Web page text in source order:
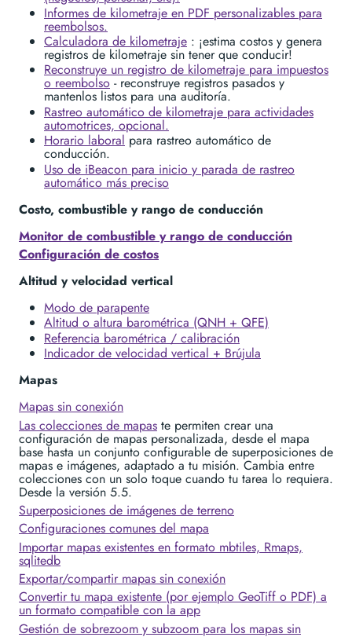
Informes de kilometraje en PDF personalizables para
reembolsos.
Calculadora de kilometraje : ¡estima costos y genera
registros de kilometraje sin tener que conducir!
Reconstruye un registro de kilometraje para impuestos
o reembolso - reconstruye registros pasados y
mantenlos listos para una auditoría.
Rastreo automático de kilometraje para actividades
automotrices, opcional.
Horario laboral para rastreo automático de
conducción.
Uso de iBeacon para inicio y parada de rastreo
automático más preciso
Costo, combustible y rango de conducción
Monitor de combustible y rango de conducción
Configuración de costos
Altitud y velocidad vertical
Modo de parapente
Altitud o altura barométrica (QNH + QFE)
Referencia barométrica / calibración
Indicador de velocidad vertical + Brújula
Mapas
Mapas sin conexión
Las colecciones de mapas te permiten crear una
configuración de mapas personalizada, desde el mapa
base hasta un conjunto configurable de superposiciones de
mapas e imágenes, adaptado a tu misión. Cambia entre
colecciones con un solo toque cuando tu tarea lo requiera.
Desde la versión 5.5.
Superposiciones de imágenes de terreno
Configuraciones comunes del mapa
Importar mapas existentes en formato mbtiles, Rmaps,
sqlitedb
Exportar/compartir mapas sin conexión
Convertir tu mapa existente (por ejemplo GeoTiff o PDF) a
un formato compatible con la app
Gestión de sobrezoom y subzoom para los mapas sin